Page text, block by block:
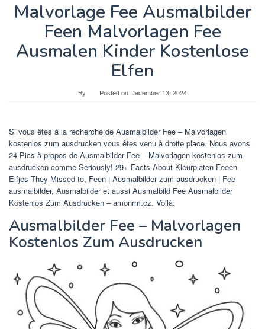
Malvorlage Fee Ausmalbilder
Feen Malvorlagen Fee
Ausmalen Kinder Kostenlose
Elfen
By Posted on December 13, 2024
Si vous êtes à la recherche de Ausmalbilder Fee – Malvorlagen
kostenlos zum ausdrucken vous êtes venu à droite place. Nous avons
24 Pics à propos de Ausmalbilder Fee – Malvorlagen kostenlos zum
ausdrucken comme Seriously! 29+ Facts About Kleurplaten Feeen
Elfjes They Missed to, Feen | Ausmalbilder zum ausdrucken | Fee
ausmalbilder, Ausmalbilder et aussi Ausmalbild Fee Ausmalbilder
Kostenlos Zum Ausdrucken – amonrm.cz. Voilà:
Ausmalbilder Fee – Malvorlagen
Kostenlos Zum Ausdrucken